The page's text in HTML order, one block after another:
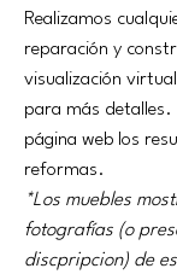
Realizamos
reparación y
visualización
para más detalles.
página web los
reformas.
*Los muebles
fotografías (o
discpripcion) de